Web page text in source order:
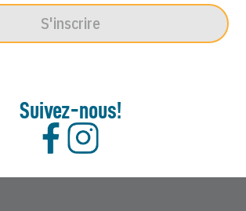
S'inscrire
Suivez-nous!